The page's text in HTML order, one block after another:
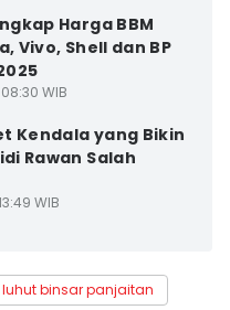
Harga BBM
Vivo, Shell dan BP
WIB
Kendala yang Bikin
Rawan Salah
WIB
luhut binsar panjaitan